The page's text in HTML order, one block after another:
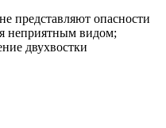
представляют опасности
неприятным видом;